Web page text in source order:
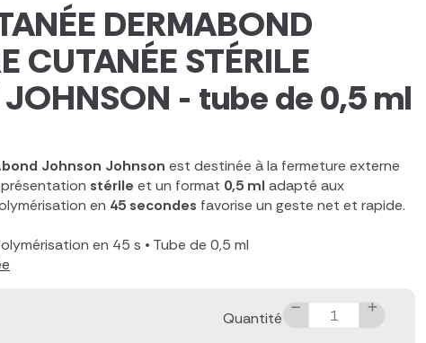
DERMABOND
CUTANÉE STÉRILE
- tube de 0,5 ml
Johnson Johnson est destinée à la fermeture externe
stérile et un format 0,5 ml adapté aux
en 45 secondes favorise un geste net et rapide.
en 45 s • Tube de 0,5 ml
Quantité